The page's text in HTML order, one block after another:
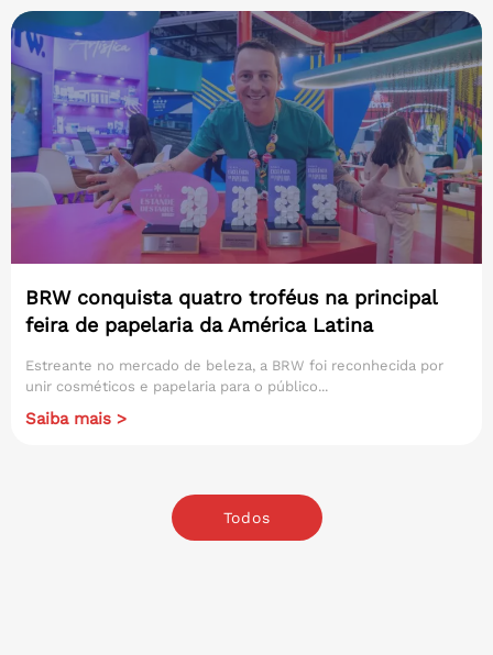
BRW conquista quatro troféus na principal
feira de papelaria da América Latina
Estreante no mercado de beleza, a BRW foi reconhecida por
unir cosméticos e papelaria para o público...
Saiba mais >
Todos